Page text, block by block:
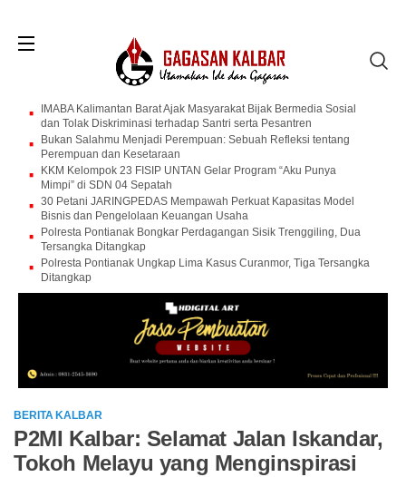
IMABA Kalimantan Barat Ajak Masyarakat Bijak Bermedia Sosial
dan Tolak Diskriminasi terhadap Santri serta Pesantren
Bukan Salahmu Menjadi Perempuan: Sebuah Refleksi tentang
Perempuan dan Kesetaraan
KKM Kelompok 23 FISIP UNTAN Gelar Program “Aku Punya
Mimpi” di SDN 04 Sepatah
30 Petani JARINGPEDAS Mempawah Perkuat Kapasitas Model
Bisnis dan Pengelolaan Keuangan Usaha
Polresta Pontianak Bongkar Perdagangan Sisik Trenggiling, Dua
Tersangka Ditangkap
Polresta Pontianak Ungkap Lima Kasus Curanmor, Tiga Tersangka
Ditangkap
BERITA KALBAR
P2MI Kalbar: Selamat Jalan Iskandar,
Tokoh Melayu yang Menginspirasi